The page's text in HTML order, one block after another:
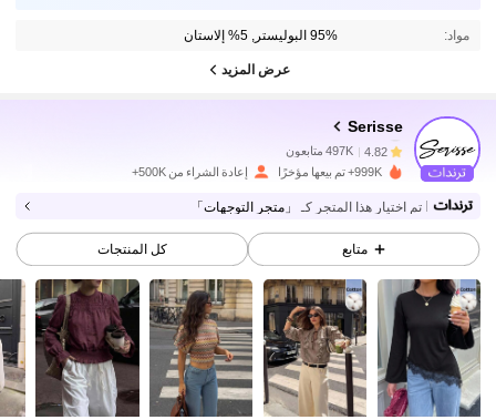
مواد: 95% البوليستر, 5% إلاستان
عرض المزيد
Serisse
4.82 497K متابعون
4.82 497K متابعون
4.82 497K متابعون
999K+ تم بيعها مؤخرًا إعادة الشراء من 500K+
تم اختيار هذا المتجر كـ 「متجر التوجهات」
متابع كل المنتجات